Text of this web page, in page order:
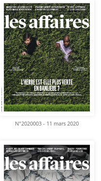
N°2020003 - 11 mars 2020